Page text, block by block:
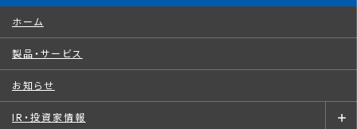
ホーム
製品・サービス
お知らせ
IR・投資家情報